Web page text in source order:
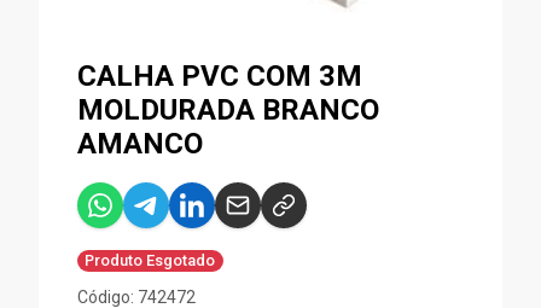
CALHA PVC COM 3M
MOLDURADA BRANCO
AMANCO
Produto Esgotado
Código: 742472